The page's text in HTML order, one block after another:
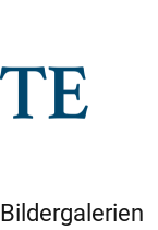
Bildergalerien